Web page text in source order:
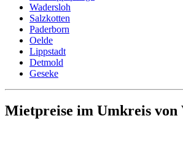
Wadersloh
Salzkotten
Paderborn
Oelde
Lippstadt
Detmold
Geseke
Mietpreise im Umkreis von